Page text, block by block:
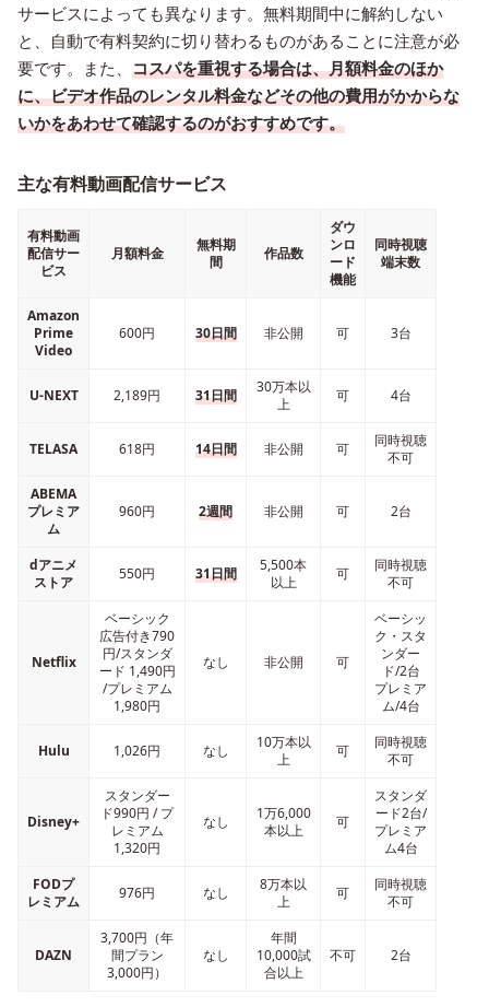
サービスによっても異なります。無料期間中に解約しない
と、自動で有料契約に切り替わるものがあることに注意が必
要です。また、 コスパを重視する場合は、月額料金のほか
に、ビデオ作品のレンタル料金などその他の費用がかからな
いかをあわせて確認するのがおすすめです。
主な有料動画配信サービス
有料動画
配信サー
ビス
月額料金
無料期
間
作品数
ダウ
ンロ
ード
機能
同時視聴
端末数
Amazon
Prime
Video
600円 30日間 非公開 可 3台
U-NEXT 2,189円 31日間
30万本以
上
可 4台
TELASA 618円 14日間 非公開 可
同時視聴
不可
ABEMA
プレミア
ム
960円 2週間 非公開 可 2台
dアニメ
ストア
550円 31日間
5,500本
以上
可
同時視聴
不可
Netflix
ベーシック
広告付き790
円/スタンダ
ード 1,490円
/プレミアム
1,980円
なし 非公開 可
ベーシッ
ク・スタ
ンダー
ド/2台
プレミア
ム/4台
Hulu 1,026円 なし
10万本以
上
可
同時視聴
不可
Disney+
スタンダー
ド990円 / プ
レミアム
1,320円
なし
1万6,000
本以上
可
スタンダ
ード2台/
プレミア
ム4台
FODプ
レミアム
976円 なし
8万本以
上
可
同時視聴
不可
DAZN
3,700円（年
間プラン
3,000円）
なし
年間
10,000試
合以上
不可 2台